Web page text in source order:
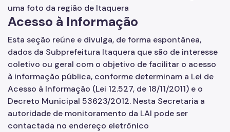
SP Mais Fácil
Zeladoria Urbana
Cata-Bagulho
Termo de Cooperação
Programa de Metas
Notícias
Acesso à Informação
Esta seção reúne e divulga, de forma espontânea,
dados da Subprefeitura Itaquera que são de interesse
coletivo ou geral com o objetivo de facilitar o acesso
à informação pública, conforme determinam a Lei de
Acesso à Informação (Lei 12.527, de 18/11/2011) e o
Decreto Municipal 53623/2012. Nesta Secretaria a
autoridade de monitoramento da LAI pode ser
contactada no endereço eletrônico